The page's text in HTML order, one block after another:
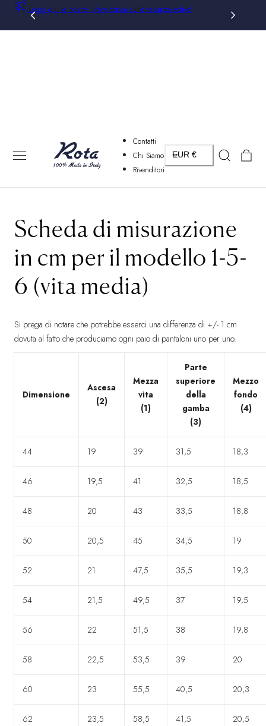
CONTENUTOLeggi qui le nostre informazioni sulle vacanze estive!
Contatti
Chi Siamo
Rivenditori
Paese/regione
EUR € Carrello
Scheda di misurazione
in cm per il modello 1-5-
6 (vita media)
Si prega di notare che potrebbe esserci una differenza di +/- 1 cm
dovuta al fatto che produciamo ogni paio di pantaloni uno per uno.
Dimensione
Ascesa
(2)
Mezza
vita
(1)
Parte
superiore
della
gamba
(3)
Mezzo
fondo
(4)
44 19 39 31,5 18,3
46 19,5 41 32,5 18,5
48 20 43 33,5 18,8
50 20,5 45 34,5 19
52 21 47,5 35,5 19,3
54 21,5 49,5 37 19,5
56 22 51,5 38 19,8
58 22,5 53,5 39 20
60 23 55,5 40,5 20,3
62 23,5 58,5 41,5 20,5